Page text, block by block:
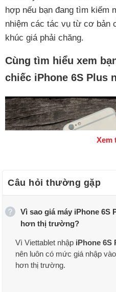
hợp nếu bạn đang tìm kiếm
nhiệm các tác vụ từ cơ bản
khúc giá phải chăng.
Cùng tìm hiểu xem
chiếc iPhone 6S Plus
Xem
Câu hỏi thường gặp
Vì sao giá máy iPhone 6S
hơn thị trường?
Vì Viettablet nhập iPhone 6S
nên luôn có mức giá nhập
hơn thị trường.